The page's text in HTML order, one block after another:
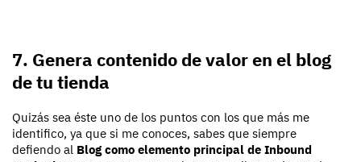
7. Genera contenido de valor en el blog
de tu tienda
Quizás sea éste uno de los puntos con los que más me
identifico, ya que si me conoces, sabes que siempre
defiendo al Blog como elemento principal de Inbound